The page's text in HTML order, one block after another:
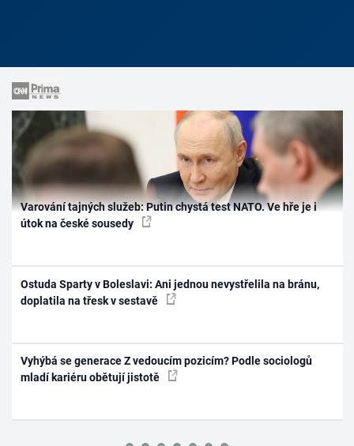
Varování tajných služeb: Putin chystá test NATO. Ve hře je i
útok na české sousedy
Ostuda Sparty v Boleslavi: Ani jednou nevystřelila na bránu,
doplatila na třesk v sestavě
Vyhýbá se generace Z vedoucím pozicím? Podle sociologů
mladí kariéru obětují jistotě